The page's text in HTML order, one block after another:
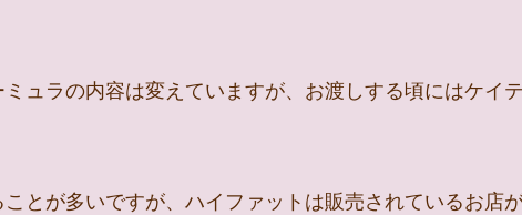
ュラの内容は変えていますが、お渡しする頃にはケイ
とが多いですが、ハイファットは販売されているお店